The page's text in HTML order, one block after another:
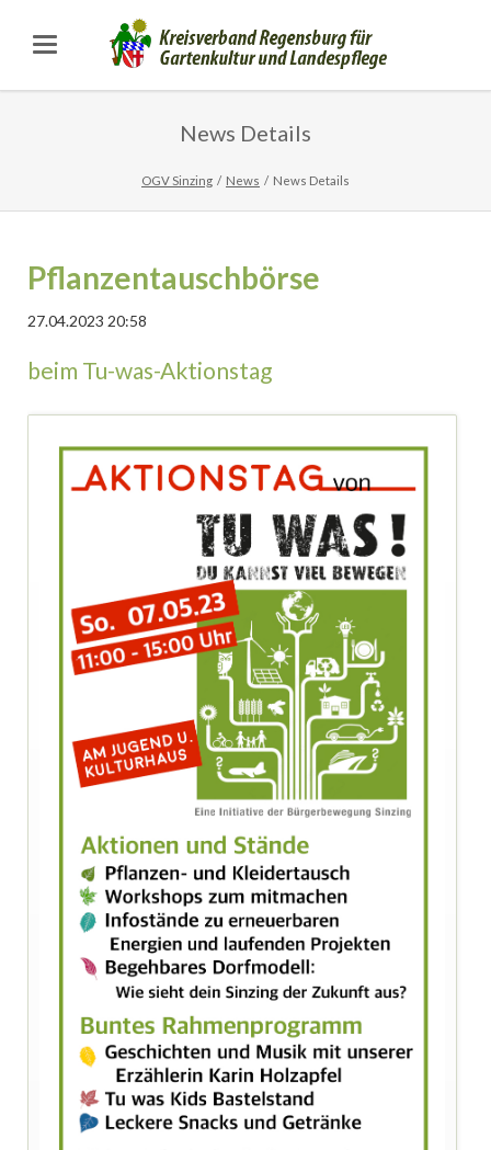
News Details
OGV Sinzing News News Details
Pflanzentauschbörse
27.04.2023 20:58
beim Tu-was-Aktionstag